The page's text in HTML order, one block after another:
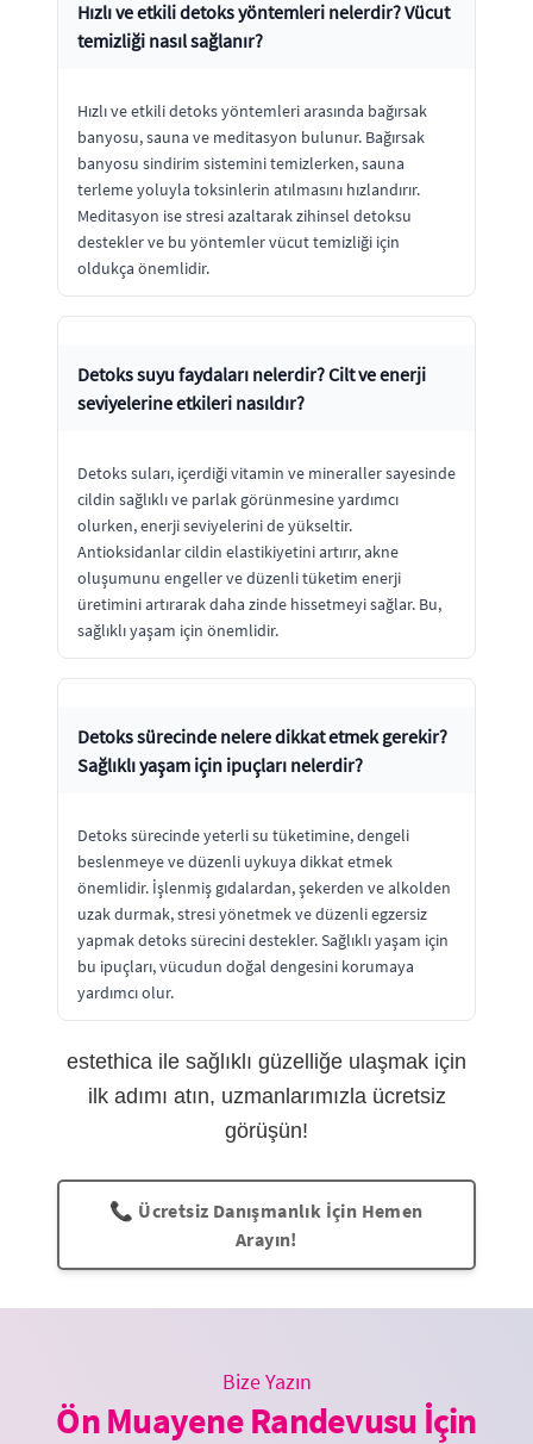
Hızlı ve etkili detoks yöntemleri nelerdir? Vücut
temizliği nasıl sağlanır?
Hızlı ve etkili detoks yöntemleri arasında bağırsak
banyosu, sauna ve meditasyon bulunur. Bağırsak
banyosu sindirim sistemini temizlerken, sauna
terleme yoluyla toksinlerin atılmasını hızlandırır.
Meditasyon ise stresi azaltarak zihinsel detoksu
destekler ve bu yöntemler vücut temizliği için
oldukça önemlidir.
Detoks suyu faydaları nelerdir? Cilt ve enerji
seviyelerine etkileri nasıldır?
Detoks suları, içerdiği vitamin ve mineraller sayesinde
cildin sağlıklı ve parlak görünmesine yardımcı
olurken, enerji seviyelerini de yükseltir.
Antioksidanlar cildin elastikiyetini artırır, akne
oluşumunu engeller ve düzenli tüketim enerji
üretimini artırarak daha zinde hissetmeyi sağlar. Bu,
sağlıklı yaşam için önemlidir.
Detoks sürecinde nelere dikkat etmek gerekir?
Sağlıklı yaşam için ipuçları nelerdir?
Detoks sürecinde yeterli su tüketimine, dengeli
beslenmeye ve düzenli uykuya dikkat etmek
önemlidir. İşlenmiş gıdalardan, şekerden ve alkolden
uzak durmak, stresi yönetmek ve düzenli egzersiz
yapmak detoks sürecini destekler. Sağlıklı yaşam için
bu ipuçları, vücudun doğal dengesini korumaya
yardımcı olur.
estethica ile sağlıklı güzelliğe ulaşmak için
ilk adımı atın, uzmanlarımızla ücretsiz
görüşün!
📞 Ücretsiz Danışmanlık İçin Hemen
Arayın!
Bize Yazın
Ön Muayene Randevusu İçin